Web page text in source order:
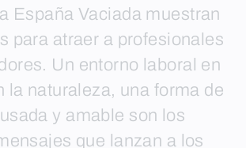
España Vaciada muestran
para atraer a profesionales
Un entorno laboral en
la naturaleza, una forma de
y amable son los
que lanzan a los